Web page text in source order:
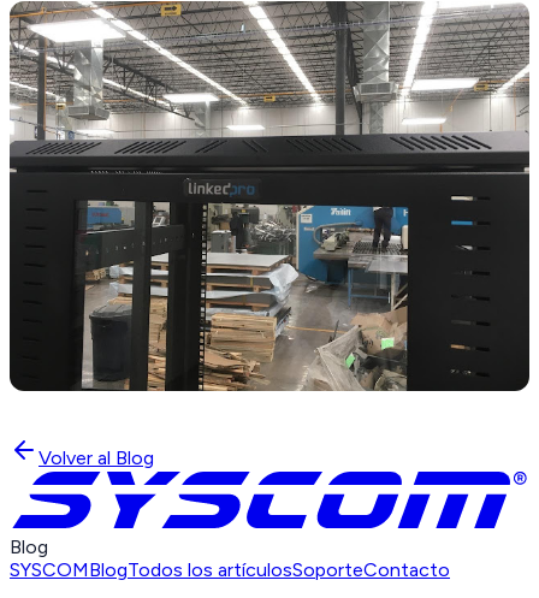
Volver al Blog
Blog
SYSCOMBlogTodos los artículosSoporteContacto